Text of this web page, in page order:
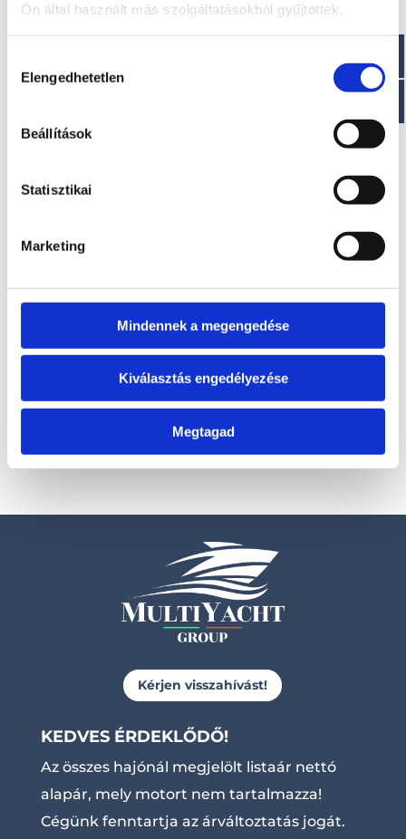
Ön által használt más szolgáltatásokból gyűjtöttek.
kiválasztása
Elengedhetetlen
Beállítások
Statisztikai
Marketing
Mindennek a megengedése
Kiválasztás engedélyezése
Megtagad
A modell áráról a
A modell áráról a
letölthető aktuális
Kérjen visszahívást!
KEDVES ÉRDEKLŐDŐ!
Az összes hajónál megjelölt listaár nettó
alapár, mely motort nem tartalmazza!
Cégünk fenntartja az árváltoztatás jogát.